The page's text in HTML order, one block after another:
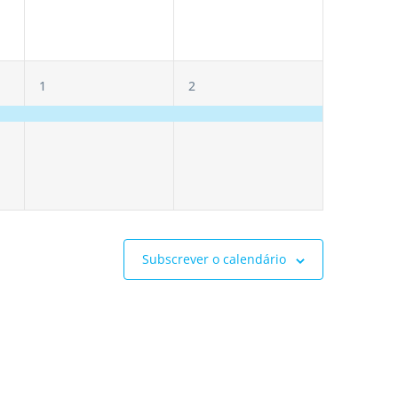
1
evento,
1
1
evento,
2
Subscrever o calendário